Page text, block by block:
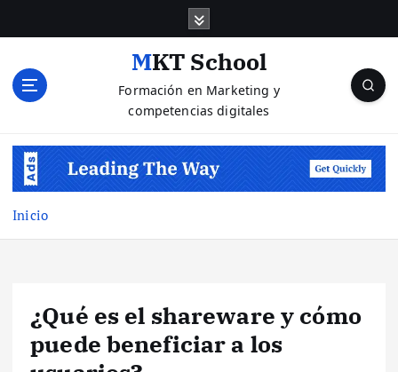
MKT School
Formación en Marketing y
competencias digitales
Inicio
¿Qué es el shareware y cómo
puede beneficiar a los